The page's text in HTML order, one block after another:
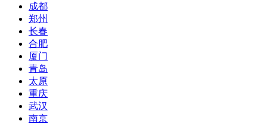
成都
郑州
长春
合肥
厦门
青岛
太原
重庆
武汉
南京